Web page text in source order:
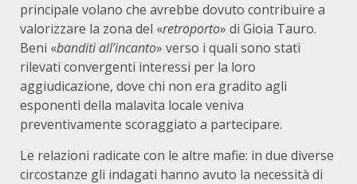
principale volano che avrebbe dovuto contribuire a
valorizzare la zona del «retroporto» di Gioia Tauro.
Beni «banditi all’incanto» verso i quali sono stati
rilevati convergenti interessi per la loro
aggiudicazione, dove chi non era gradito agli
esponenti della malavita locale veniva
preventivamente scoraggiato a partecipare.
Le relazioni radicate con le altre mafie: in due diverse
circostanze gli indagati hanno avuto la necessità di